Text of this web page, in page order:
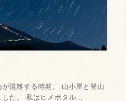
混雑する時期。 山小屋と登山
した。 私はヒメボタル…